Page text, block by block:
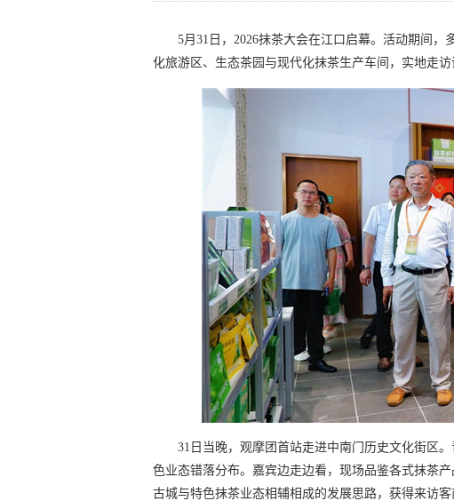
5月31日，2026抹茶大会在江口启幕。活动期间
化旅游区、生态茶园与现代化抹茶生产车间，实地走访
31日当晚，观摩团首站走进中南门历史文化街区
色业态错落分布。嘉宾边走边看，现场品鉴各式抹茶
古城与特色抹茶业态相辅相成的发展思路，获得来访客